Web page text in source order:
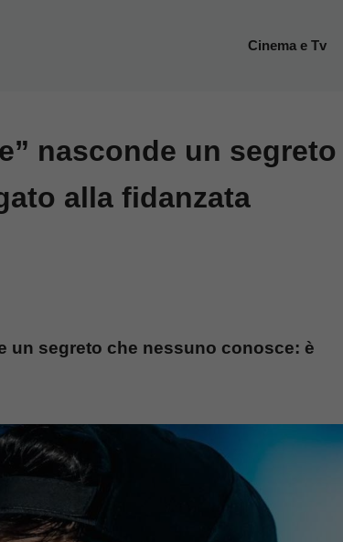
Cinema e Tv
nasconde un segreto
alla fidanzata
un segreto che nessuno conosce: è